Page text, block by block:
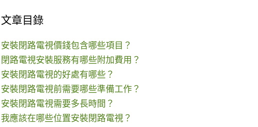
文章目錄
安裝閉路電視價錢包含哪些項目？
閉路電視安裝服務有哪些附加費用？
安裝閉路電視的好處有哪些？
安裝閉路電視前需要哪些準備工作？
安裝閉路電視需要多長時間？
我應該在哪些位置安裝閉路電視？